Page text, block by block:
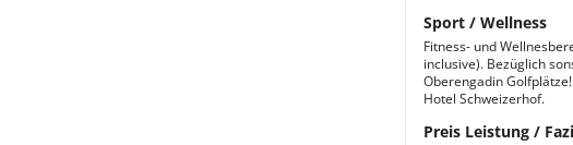
Sport / Wellness
Fitness- und
inclusive). Bezüglich
Oberengadin
Hotel Schweizerhof.
Preis Leistung /